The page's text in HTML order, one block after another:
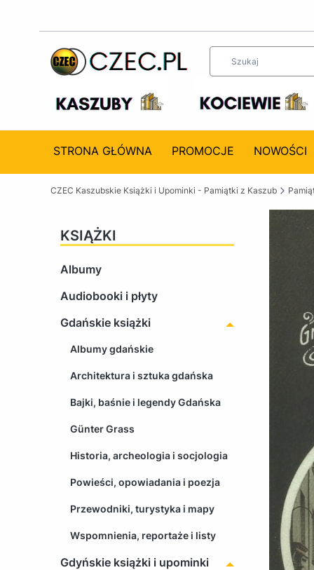
STRONA GŁÓWNA PROMOCJE NOWOŚCI
CZEC Kaszubskie Książki i Upominki - Pamiątki z Kaszub
KSIĄŻKI
Albumy
Audiobooki i płyty
Gdańskie książki
Albumy gdańskie
Architektura i sztuka gdańska
Bajki, baśnie i legendy Gdańska
Günter Grass
Historia, archeologia i socjologia
Powieści, opowiadania i poezja
Przewodniki, turystyka i mapy
Wspomnienia, reportaże i listy
Gdyńskie książki i upominki